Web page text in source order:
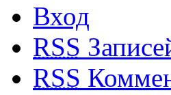
Вход
RSS
RSS